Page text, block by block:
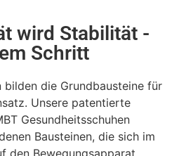
wird Stabilität -
Schritt
bilden die Grundbausteine für
Unsere patentierte
Gesundheitsschuhen
Bausteinen, die sich im